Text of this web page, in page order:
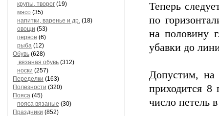
крупы, творог (19)
мясо (35)
напитки, варенье и др. (18)
овощи (53)
первое (6)
рыба (12)
Обувь (628)
вязаная обувь (312)
носки (257)
Переделки (163)
Полезности (320)
Пояса (45)
пояса вязаные (30)
Праздники (852)
Теперь
по
на половину
убавки до
Допустим, на
приходится 8
число петель